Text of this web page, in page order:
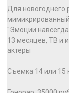
Для новогоднего
"Эмоции
13 месяцев, ТВ и
актеры
Съемка 14 или 15